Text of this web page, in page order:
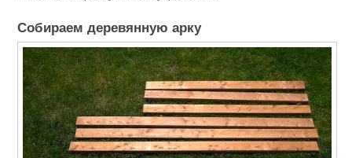
Собираем деревянную арку